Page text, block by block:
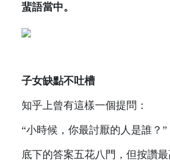
蜚語當中。
子女缺點不吐槽
知乎上曾有這樣一個提問：
“小時候，你最討厭的人是誰？”
底下的答案五花八門，但按讚最